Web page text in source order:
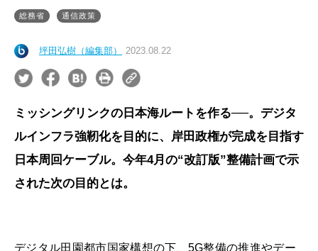
総務省 通信政策
坪田弘樹（編集部） 2023.08.22
ミッシングリンクの日本海ルートを作る──。デジタ
ルインフラ強靭化を目的に、岸田政権が完成を目指す
日本周回ケーブル。今年4月の“改訂版”整備計画で示
された次の目的とは。
デジタル田園都市国家構想の下、5G整備の推進やデー